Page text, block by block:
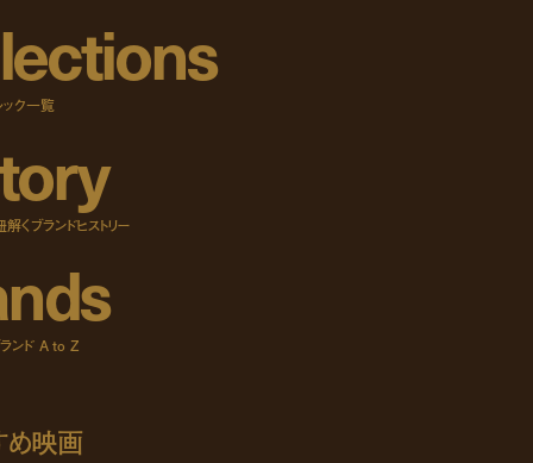
ections
ック一覧
ory
くブランドヒストリー
nds
ランド A to Z
映画